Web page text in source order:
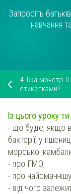
Запросіть
навчання
4. Їжа-монстр:
етикетками?
Із цього уроку
- що буде, якщо
бактерії, у
морської
- про ГМО;
- про
- від чого